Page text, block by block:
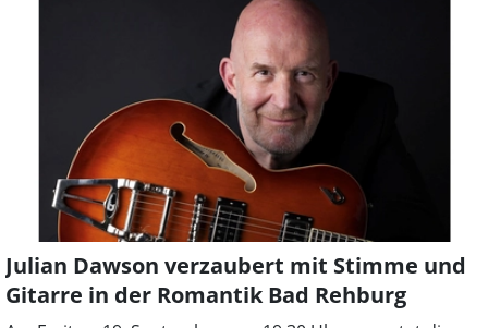
Julian Dawson verzaubert mit Stimme und
Gitarre in der Romantik Bad Rehburg